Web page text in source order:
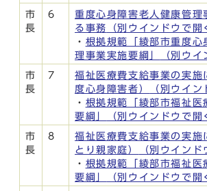
市
長
6
重度心身障害老人健康管理
る事務
（別ウインドウで開
・ 根拠規範「綾部市重度心
理事業実施要綱」
（別ウイ
市
長
7
福祉医療費支給事業の実施
度心身障害者）
（別ウイン
・ 根拠規範「綾部市福祉医
要綱」
（別ウインドウで開
市
長
8
福祉医療費支給事業の実施
とり親家庭）
（別ウインド
・ 根拠規範「綾部市福祉医
要綱」
（別ウインドウで開